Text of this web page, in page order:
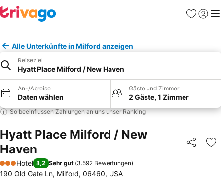
Favoriten
Alle Unterkünfte in Milford anzeigen
Reiseziel
Hyatt Place Milford / New Haven
An-/Abreise
Daten wählen
Gäste und Zimmer
2 Gäste, 1 Zimmer
So beeinflussen Zahlungen an uns unser Ranking
Hyatt Place Milford / New
Haven
Teilen
3 Sterne
Hotel 8,2 Sehr gut (3.592 Bewertungen)
190 Old Gate Ln, Milford, 06460, USA